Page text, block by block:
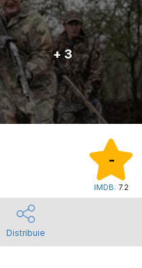
+ 3
-
IMDB: 7.2
Distribuie